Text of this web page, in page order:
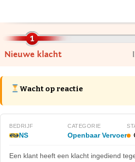
Nieuwe klacht
Wacht op reactie
BEDRIJF
NS
CATEGORIE
Openbaar Vervoer
Een klant heeft een klacht ingediend